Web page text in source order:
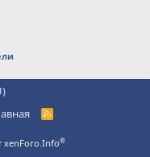
R
xenForo.Info®